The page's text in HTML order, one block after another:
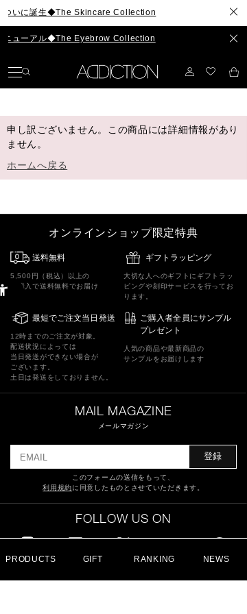
ついに誕生◆The Skincare Collection
ニューアル◆The Eyebrow Collection
申し訳ございません。この商品には詳細情報があり
ません。
ホームへ戻る
PRODUCTS GIFT RANKING NEWS
オンラインショップ限定特典
送料無料
5,500円（税込）以上の
ご購入で送料無料でお届け
ギフトラッピング
大切な人へのギフトにギフトラッ
ピングや刻印サービスを行ってお
ります。
最短でご注文当日発送
12時までのご注文が対象。
配送状況によっては
当日発送ができない場合が
ございます。
土日は発送をしておりません。
ご購入者全員にサンプル
プレゼント
人気の商品や最新商品の
サンプルをお届けします
MAIL MAGAZINE
メールマガジン
登録
このフォームの送信をもって、
利用規約に同意したものとさせていただきます。
FOLLOW US ON